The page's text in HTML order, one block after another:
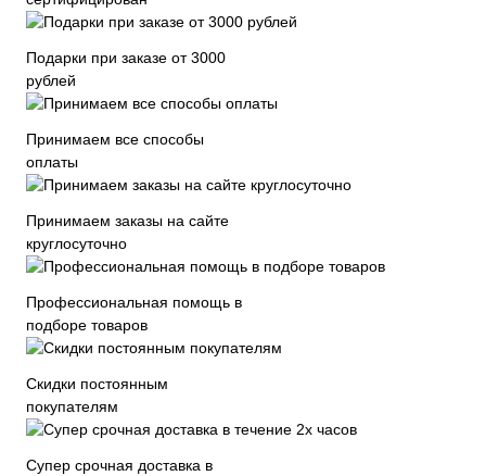
Подарки при заказе от 3000
рублей
Принимаем все способы
оплаты
Принимаем заказы на сайте
круглосуточно
Профессиональная помощь в
подборе товаров
Скидки постоянным
покупателям
Супер срочная доставка в